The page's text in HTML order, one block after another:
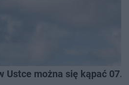
Ustce można się kąpać